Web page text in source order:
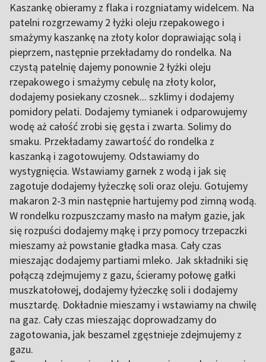
Kaszankę obieramy z flaka i rozgniatamy widelcem. Na
patelni rozgrzewamy 2 łyżki oleju rzepakowego i
smażymy kaszankę na złoty kolor doprawiając solą i
pieprzem, następnie przekładamy do rondelka. Na
czystą patelnię dajemy ponownie 2 łyżki oleju
rzepakowego i smażymy cebulę na złoty kolor,
dodajemy posiekany czosnek... szklimy i dodajemy
pomidory pelati. Dodajemy tymianek i odparowujemy
wodę aż całość zrobi się gęsta i zwarta. Solimy do
smaku. Przekładamy zawartość do rondelka z
kaszanką i zagotowujemy. Odstawiamy do
wystygnięcia. Wstawiamy garnek z wodą i jak się
zagotuje dodajemy łyżeczkę soli oraz oleju. Gotujemy
makaron 2-3 min następnie hartujemy pod zimną wodą.
W rondelku rozpuszczamy masło na małym gazie, jak
się rozpuści dodajemy mąkę i przy pomocy trzepaczki
mieszamy aż powstanie gładka masa. Cały czas
mieszając dodajemy partiami mleko. Jak składniki się
połączą zdejmujemy z gazu, ścieramy połowę gałki
muszkatołowej, dodajemy łyżeczkę soli i dodajemy
musztardę. Dokładnie mieszamy i wstawiamy na chwilę
na gaz. Cały czas mieszając doprowadzamy do
zagotowania, jak beszamel zgęstnieje zdejmujemy z
gazu.